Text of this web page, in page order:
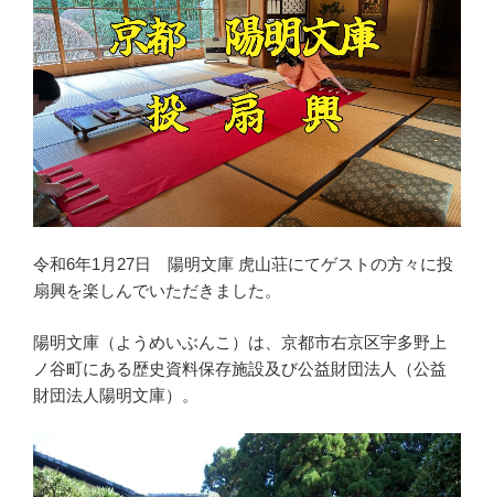
令和6年1月27日 陽明文庫 虎山荘にてゲストの方々に投
扇興を楽しんでいただきました。
陽明文庫（ようめいぶんこ）は、京都市右京区宇多野上
ノ谷町にある歴史資料保存施設及び公益財団法人（公益
財団法人陽明文庫）。